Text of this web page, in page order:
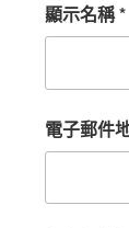
顯示名稱*
電子郵件